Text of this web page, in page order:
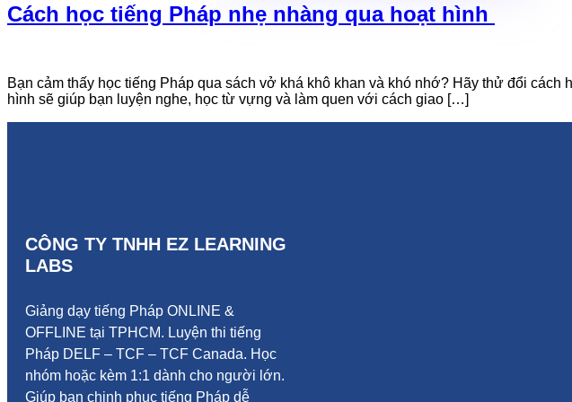
Cách học tiếng Pháp nhẹ nhàng qua hoạt hình
Bạn cảm thấy học tiếng Pháp qua sách vở khá khô khan và khó nhớ? Hãy thử đổi
hình sẽ giúp bạn luyện nghe, học từ vựng và làm quen với cách giao […]
CÔNG TY TNHH EZ LEARNING
LABS
Giảng dạy tiếng Pháp ONLINE &
OFFLINE tại TPHCM. Luyện thi tiếng
Pháp DELF – TCF – TCF Canada. Học
nhóm hoặc kèm 1:1 dành cho người lớn.
Giúp bạn chinh phục tiếng Pháp dễ